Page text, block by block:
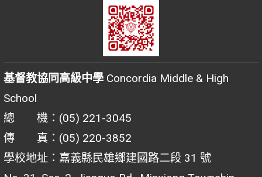
基督教協同高級中學 Concordia Middle & High
School
總 機：(05) 221-3045
傳 真：(05) 220-3852
學校地址：嘉義縣民雄鄉建國路二段 31 號